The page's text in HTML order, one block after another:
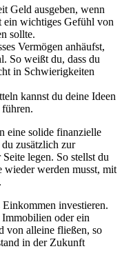
Geld ausgeben, wenn
ein wichtiges Gefühl von
sollte.
Vermögen anhäufst,
So weißt du, dass du
in Schwierigkeiten
kannst du deine Ideen
eine solide finanzielle
zusätzlich zur
legen. So stellst du
wieder werden musst, mit
investieren.
oder ein
von alleine fließen, so
in der Zukunft